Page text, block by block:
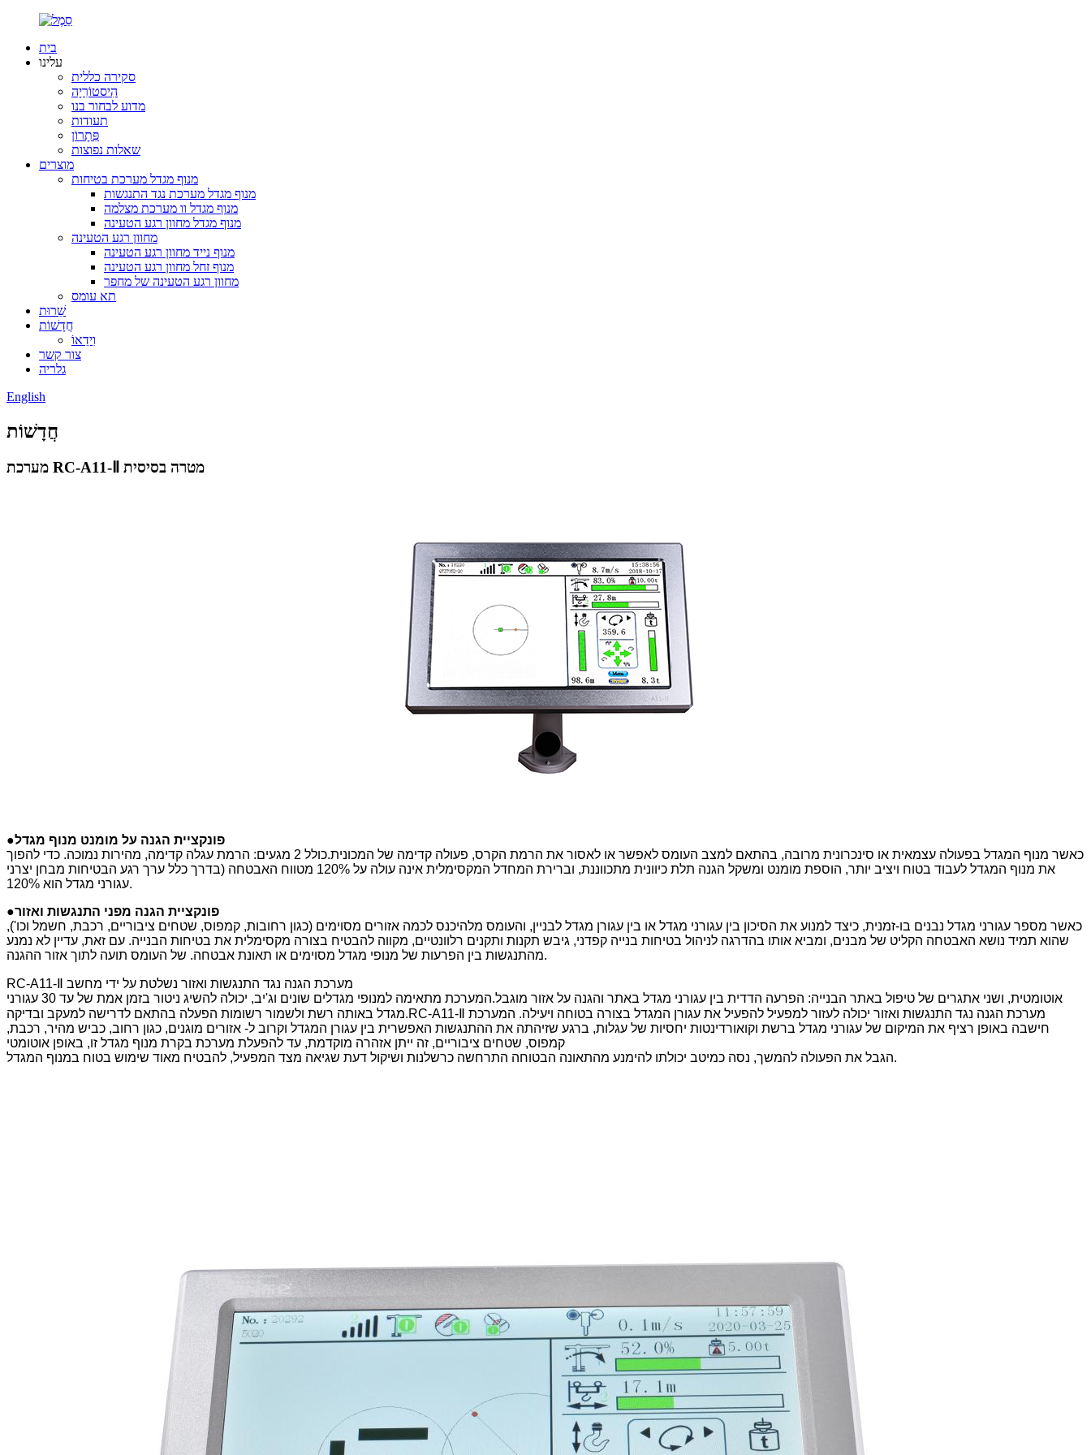
בית
עלינו
סקירה כללית
הִיסטוֹרִיָה
מדוע לבחור בנו
תעודות
פִּתָרוֹן
שאלות נפוצות
מוצרים
מנוף מגדל מערכת בטיחות
מנוף מגדל מערכת נגד התנגשות
מנוף מגדל וו מערכת מצלמה
מנוף מגדל מחוון רגע הטעינה
מחוון רגע הטעינה
מנוף נייד מחוון רגע הטעינה
מנוף זחל מחוון רגע הטעינה
מחוון רגע הטעינה של מחפר
תא עומס
שֵׁרוּת
חֲדָשׁוֹת
וִידֵאוֹ
צור קשר
גלריה
English
חֲדָשׁוֹת
מערכת RC-A11-Ⅱ מטרה בסיסית
●פונקציית הגנה על מומנט מנוף מגדל
כאשר מנוף המגדל בפעולה עצמאית או סינכרונית מרובה, בהתאם למצב העומס לאפשר או לאסור את הרמת הקרס, פעולה קדימה של המכונית.כולל 2 מגעים: הרמת עגלה קדימה, מהירות נמוכה. כדי להפוך
את מנוף המגדל לעבוד בטוח ויציב יותר, הוספת מומנט ומשקל הגנה תלת כיוונית מתכווננת, וברירת המחדל המקסימלית אינה עולה על 120% מטווח האבטחה (בדרך כלל ערך רגע הבטיחות מבחן יצרני
עגורני מגדל הוא 120%.
●פונקציית הגנה מפני התנגשות ואזור
כאשר מספר עגורני מגדל נבנים בו-זמנית, כיצד למנוע את הסיכון בין עגורני מגדל או בין עגורן מגדל לבניין, והעומס מלהיכנס לכמה אזורים מסוימים (כגון רחובות, קמפוס, שטחים ציבוריים, רכבת, חשמל וכו'),
שהוא תמיד נושא האבטחה הקליט של מבנים, ומביא אותו בהדרגה לניהול בטיחות בנייה קפדני, גיבש תקנות ותקנים רלוונטיים, מקווה להבטיח בצורה מקסימלית את בטיחות הבנייה. עם זאת, עדיין לא נמנע
מהתנגשות בין הפרעות של מנופי מגדל מסוימים או תאונת אבטחה. של העומס תועה לתוך אזור ההגנה.
RC-A11-Ⅱ מערכת הגנה נגד התנגשות ואזור נשלטת על ידי מחשב
אוטומטית, ושני אתגרים של טיפול באתר הבנייה: הפרעה הדדית בין עגורני מגדל באתר והגנה על אזור מוגבל.המערכת מתאימה למנופי מגדלים שונים וג'יב, יכולה להשיג ניטור בזמן אמת של עד 30 עגורני
מגדל באותה רשת ולשמור רשומות הפעלה בהתאם לדרישה למעקב ובדיקה.RC-A11-Ⅱ מערכת הגנה נגד התנגשות ואזור יכולה לעזור למפעיל להפעיל את עגורן המגדל בצורה בטוחה ויעילה. המערכת
חישבה באופן רציף את המיקום של עגורני מגדל ברשת וקואורדינטות יחסיות של עגלות, ברגע שזיהתה את ההתנגשות האפשרית בין עגורן המגדל וקרוב ל- אזורים מוגנים, כגון רחוב, כביש מהיר, רכבת,
קמפוס, שטחים ציבוריים, זה ייתן אזהרה מוקדמת, עד להפעלת מערכת בקרת מנוף מגדל זו, באופן אוטומטי
הגבל את הפעולה להמשך, נסה כמיטב יכולתו להימנע מהתאונה הבטוחה התרחשה כרשלנות ושיקול דעת שגיאה מצד המפעיל, להבטיח מאוד שימוש בטוח במנוף המגדל.